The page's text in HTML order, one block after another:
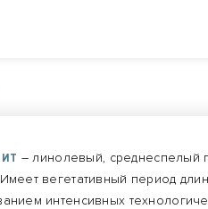
ИТ – линолевый, среднеспелый
Имеет вегетативный период
интенсивных